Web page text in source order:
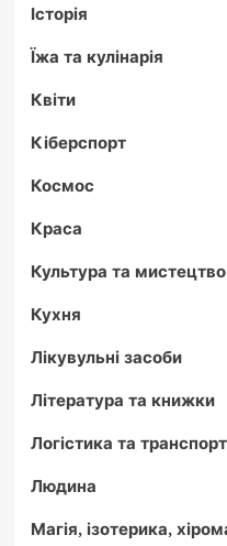
Історія
Їжа та кулінарія
Квіти
Кіберспорт
Космос
Краса
Культура та мистецтво
Кухня
Лікувульні засоби
Література та книжки
Логістика та транспорт
Людина
Магія, ізотерика,